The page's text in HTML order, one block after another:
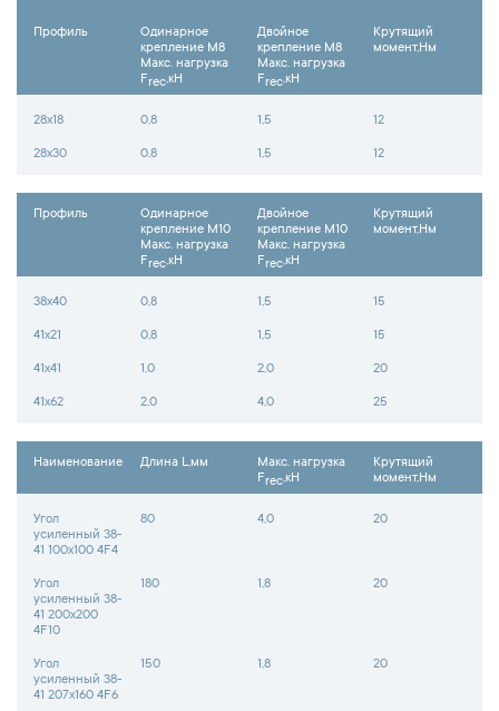
Профиль
Одинарное
крепление М8
Макс. нагрузка
Frec,кН
Двойное
крепление М8
Макс. нагрузка
Frec,кН
Крутящий
момент,Нм
28х18 0,8 1,5 12
28х30 0,8 1,5 12
Профиль
Одинарное
крепление М10
Макс. нагрузка
Frec,кН
Двойное
крепление М10
Макс. нагрузка
Frec,кН
Крутящий
момент,Нм
38х40 0,8 1,5 15
41х21 0,8 1,5 15
41х41 1,0 2,0 20
41х62 2,0 4,0 25
Наименование Длина L,мм
Макс. нагрузка
Freс,кН
Крутящий
момент,Нм
Угол
усиленный 38-
41 100х100 4F4
80 4,0 20
Угол
усиленный 38-
41 200х200
4F10
180 1,8 20
Угол
усиленный 38-
41 207х160 4F6
150 1,8 20